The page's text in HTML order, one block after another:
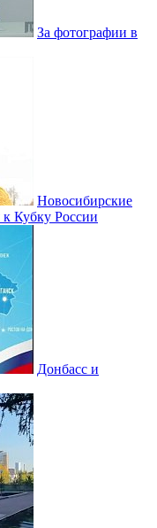
За фотографии в
Новосибирские
к Кубку России
Донбасс и